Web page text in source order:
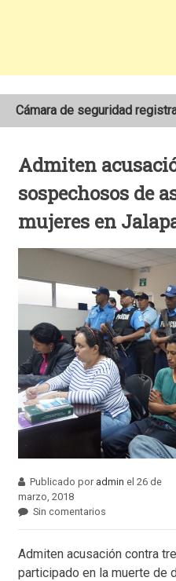
Admiten
sospechosos de
mujeres en
Publicado por admin el 26 de
marzo, 2018
Sin comentarios
Admiten acusación contra
participado en la muerte de